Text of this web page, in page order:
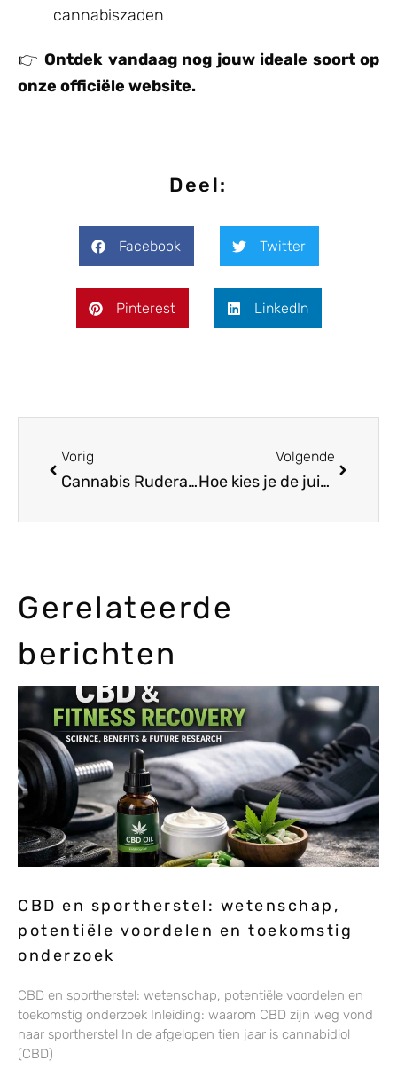
cannabiszaden
👉 Ontdek vandaag nog jouw ideale soort op
onze officiële website.
Deel:
Facebook Twitter
Pinterest LinkedIn
Vorig
Cannabis Ruderalis de oorsprong van de autoflowering soorten
Volgende
Hoe kies je de juiste cannabiszaden voor jouw klimaat
Gerelateerde
berichten
CBD en sportherstel: wetenschap,
potentiële voordelen en toekomstig
onderzoek
CBD en sportherstel: wetenschap, potentiële voordelen en
toekomstig onderzoek Inleiding: waarom CBD zijn weg vond
naar sportherstel In de afgelopen tien jaar is cannabidiol
(CBD)